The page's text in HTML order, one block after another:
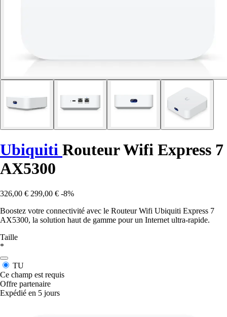
Ubiquiti Routeur Wifi Express 7
AX5300
326,00 € 299,00 € -8%
Boostez votre connectivité avec le Routeur Wifi Ubiquiti Express 7
AX5300, la solution haut de gamme pour un Internet ultra-rapide.
Taille
*
TU
Ce champ est requis
Offre partenaire
Expédié en 5 jours